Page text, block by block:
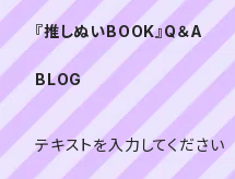
『推しぬいBOOK』Q＆A
BLOG
テキストを入力してください